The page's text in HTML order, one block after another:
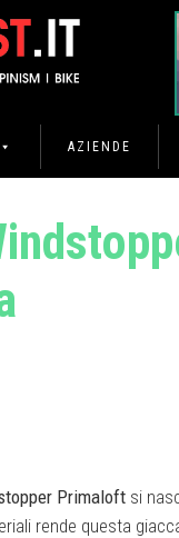
AZIENDE
Primaloft si
rende questa